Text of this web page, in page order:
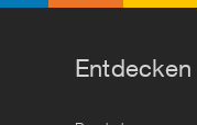
Entdecken